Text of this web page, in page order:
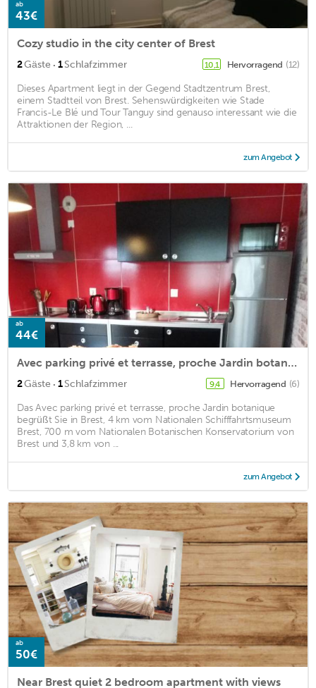
ab
43€
Cozy studio in the city center of Brest
2Gäste · 1Schlafzimmer 10,1 Hervorragend (12)
Dieses Apartment liegt in der Gegend Stadtzentrum Brest,
einem Stadtteil von Brest. Sehenswürdigkeiten wie Stade
Francis-Le Blé und Tour Tanguy sind genauso interessant wie die
Attraktionen der Region, ...
zum Angebot
ab
44€
Avec parking privé et terrasse, proche Jardin botanique
2Gäste · 1Schlafzimmer 9,4 Hervorragend (6)
Das Avec parking privé et terrasse, proche Jardin botanique
begrüßt Sie in Brest, 4 km vom Nationalen Schifffahrtsmuseum
Brest, 700 m vom Nationalen Botanischen Konservatorium von
Brest und 3,8 km von ...
zum Angebot
ab
50€
Near Brest quiet 2 bedroom apartment with views